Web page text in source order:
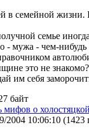
в семейной
семье
- мужа - чем-
это не
им себя
байт
мифов о
2004 10:06:10 (1423